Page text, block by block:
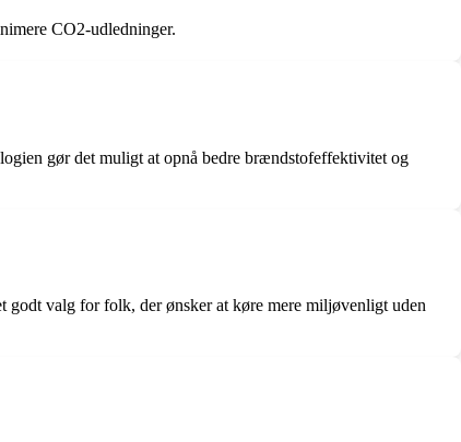
CO2-udledninger.
gør det muligt at opnå bedre brændstofeffektivitet og
valg for folk, der ønsker at køre mere miljøvenligt uden